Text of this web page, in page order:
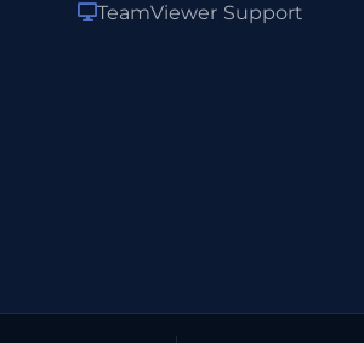
TeamViewer Support